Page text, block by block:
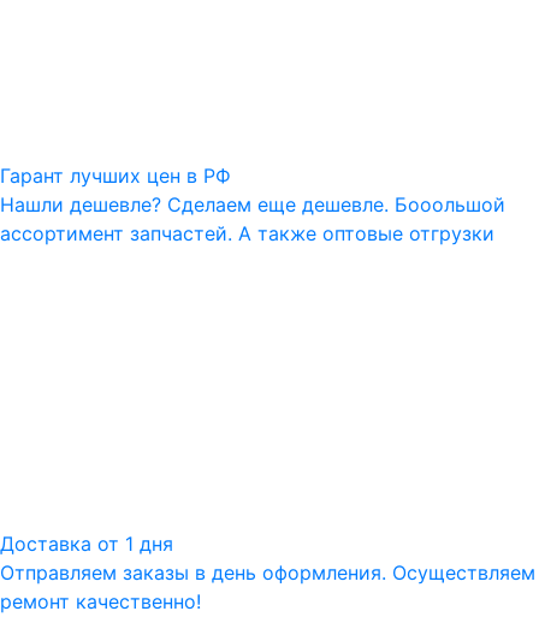
Гарант лучших цен в РФ
Нашли дешевле? Сделаем еще дешевле. Бооольшой
ассортимент запчастей. А также оптовые отгрузки
Доставка от 1 дня
Отправляем заказы в день оформления. Осуществляем
ремонт качественно!